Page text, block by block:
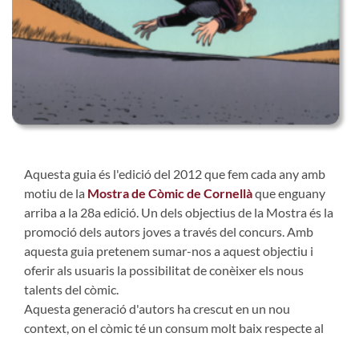
Aquesta guia és l'edició del 2012 que fem cada any amb
motiu de la Mostra de Còmic de Cornellàque enguany
arriba a la 28a edició. Un dels objectius de la Mostra és la
promoció dels autors joves a través del concurs. Amb
aquesta guia pretenem sumar-nos a aquest objectiu i
oferir als usuaris la possibilitat de conèixer els nous
talents del còmic.
Aquesta generació d'autors ha crescut en un nou
context, on el còmic té un consum molt baix respecte al